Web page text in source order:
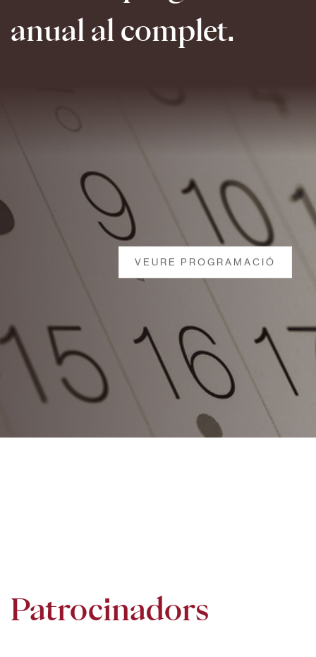
anual al complet.
VEURE PROGRAMACIÓ
Patrocinadors